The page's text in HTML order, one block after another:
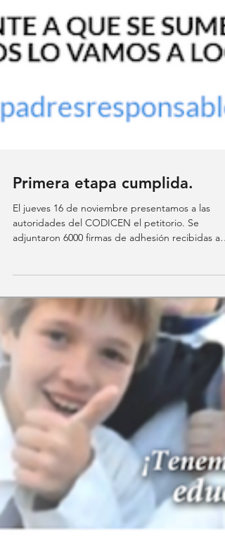
Primera etapa cumplida.
El jueves 16 de noviembre presentamos a las
autoridades del CODICEN el petitorio. Se
adjuntaron 6000 firmas de adhesión recibidas a
través d